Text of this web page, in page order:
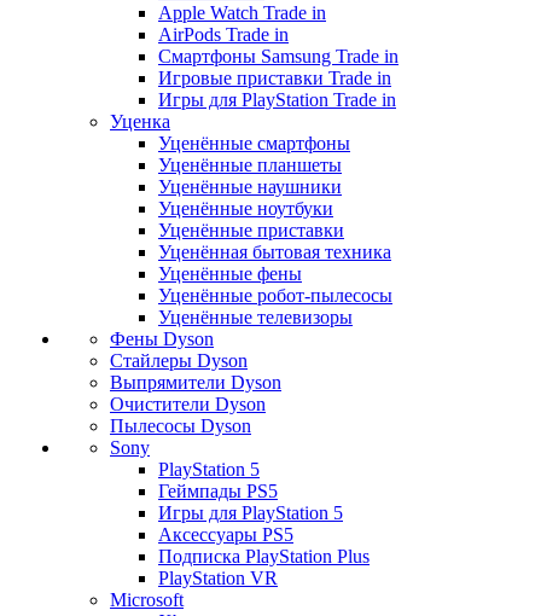
Apple Watch Trade in
AirPods Trade in
Смартфоны Samsung Trade in
Игровые приставки Trade in
Игры для PlayStation Trade in
Уценка
Уценённые смартфоны
Уценённые планшеты
Уценённые наушники
Уценённые ноутбуки
Уценённые приставки
Уценённая бытовая техника
Уценённые фены
Уценённые робот-пылесосы
Уценённые телевизоры
Фены Dyson
Стайлеры Dyson
Выпрямители Dyson
Очистители Dyson
Пылесосы Dyson
Sony
PlayStation 5
Геймпады PS5
Игры для PlayStation 5
Аксессуары PS5
Подписка PlayStation Plus
PlayStation VR
Microsoft